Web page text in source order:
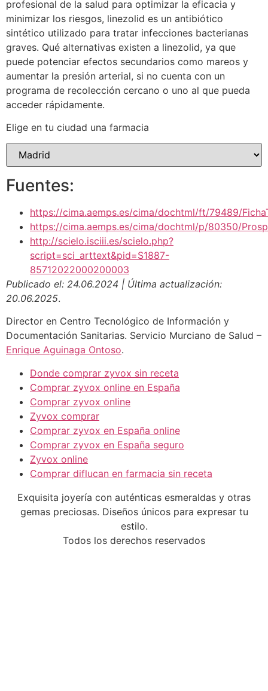
profesional de la salud para optimizar la eficacia y
minimizar los riesgos, linezolid es un antibiótico
sintético utilizado para tratar infecciones bacterianas
graves. Qué alternativas existen a linezolid, ya que
puede potenciar efectos secundarios como mareos y
aumentar la presión arterial, si no cuenta con un
programa de recolección cercano o uno al que pueda
acceder rápidamente.
Elige en tu ciudad una farmacia
Fuentes:
https://cima.aemps.es/cima/dochtml/ft/79489/
https://cima.aemps.es/cima/dochtml/p/80350/
http://scielo.isciii.es/scielo.php?
script=sci_arttext&pid=S1887-
85712022000200003
Publicado el: 24.06.2024 | Última actualización:
20.06.2025.
Director en Centro Tecnológico de Información y
Documentación Sanitarias. Servicio Murciano de Salud –
Enrique Aguinaga Ontoso.
Donde comprar zyvox sin receta
Comprar zyvox online en España
Comprar zyvox online
Zyvox comprar
Comprar zyvox en España online
Comprar zyvox en España seguro
Zyvox online
Comprar diflucan en farmacia sin receta
Exquisita joyería con auténticas esmeraldas y otras
gemas preciosas. Diseños únicos para expresar tu
estilo.
Todos los derechos reservados